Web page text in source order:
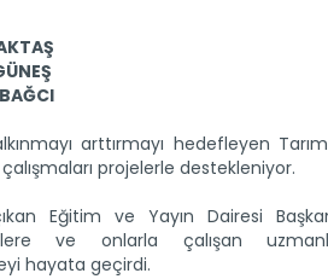
arttırmayı hedefleyen
çalışmaları projelerle destekleniyor.
Eğitim ve Yayın Dairesi
ve onlarla çalışan
hayata geçirdi.